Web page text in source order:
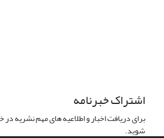
اشتراک خبرنامه
برای دریافت اخبار و اطلاعیه های مهم نشریه
شوید.